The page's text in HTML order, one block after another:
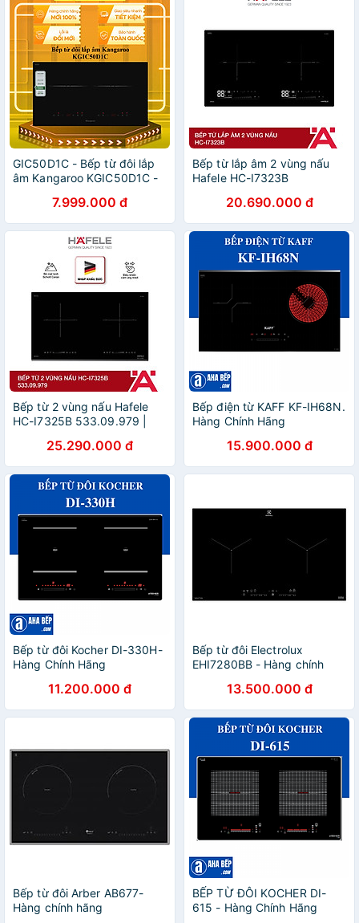
GIC50D1C - Bếp từ đôi lắp
âm Kangaroo KGIC50D1C -
7.999.000 đ
Bếp từ lắp âm 2 vùng nấu
Hafele HC-I7323B
20.690.000 đ
Bếp từ 2 vùng nấu Hafele
HC-I7325B 533.09.979 |
hãng | Bảo hành chính hãng
25.290.000 đ
Bếp điện từ KAFF KF-IH68N.
Hàng Chính Hãng
15.900.000 đ
Bếp từ đôi Kocher DI-330H-
Hàng Chính Hãng
11.200.000 đ
Bếp từ đôi Electrolux
EHI7280BB - Hàng chính
13.500.000 đ
Bếp từ đôi Arber AB677-
Hàng chính hãng
BẾP TỪ ĐÔI KOCHER DI-
615 - Hàng Chính Hãng